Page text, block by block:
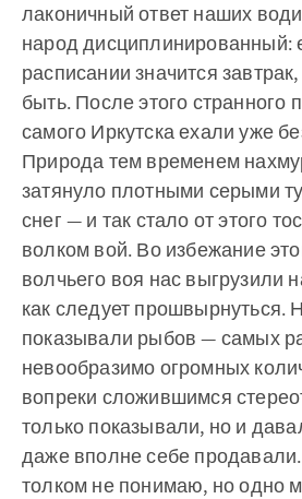
лаконичный ответ наших
народ дисциплинированный:
расписании значится
быть. После этого
самого Иркутска ехали уже
Природа тем временем
затянуло плотными серыми
снег — и так стало от этого
волком вой. Во избежание
волчьего воя нас выгрузили
как следует прошвырнуться.
показывали рыбов — самых
невообразимо огромных
вопреки сложившимся
только показывали, но и
даже вполне себе
толком не понимаю, но одно